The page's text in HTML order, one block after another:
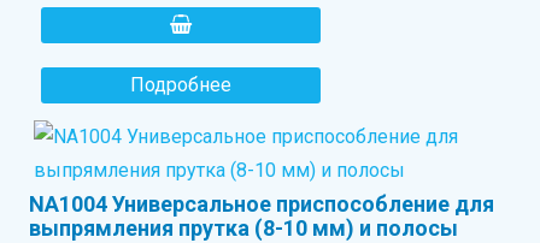
Подробнее
NA1004 Универсальное приспособление для
выпрямления прутка (8-10 мм) и полосы